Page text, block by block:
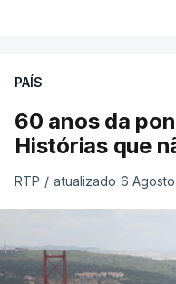
PAÍS
60 anos da
Histórias que
RTP / atualizado 6